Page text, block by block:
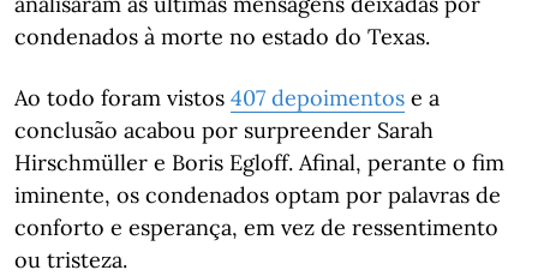
condenados à morte no estado do Texas.
Ao todo foram vistos 407 depoimentos e a
conclusão acabou por surpreender Sarah
Hirschmüller e Boris Egloff. Afinal, perante o fim
iminente, os condenados optam por palavras de
conforto e esperança, em vez de ressentimento
ou tristeza.